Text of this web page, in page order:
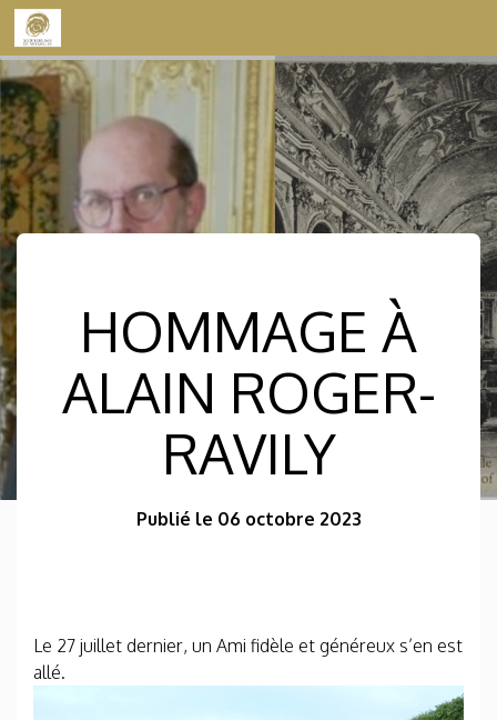
Skip to content
HOMMAGE À
ALAIN ROGER-
RAVILY
Publié le 06 octobre 2023
Le 27 juillet dernier, un Ami fidèle et généreux s’en est
allé.